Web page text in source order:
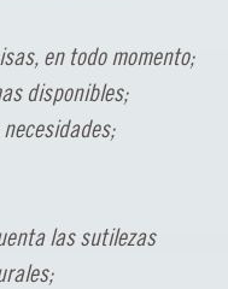
en todo momento;
disponibles;
las sutilezas